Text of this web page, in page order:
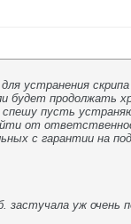
устранения
будет продолжать
пусть
от
с гарантии на
уж очень